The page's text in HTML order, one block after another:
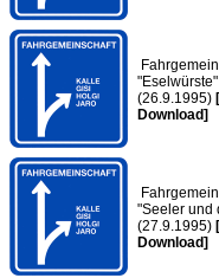
"Eselwürste"
(26.9.1995)
Download]
"Seeler und
(27.9.1995)
Download]